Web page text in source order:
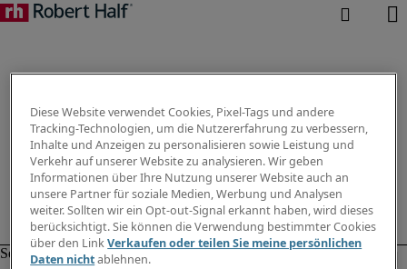
Diese Website verwendet Cookies, Pixel-Tags und andere
Tracking-Technologien, um die Nutzererfahrung zu verbessern,
Inhalte und Anzeigen zu personalisieren sowie Leistung und
Verkehr auf unserer Website zu analysieren. Wir geben
Informationen über Ihre Nutzung unserer Website auch an
unsere Partner für soziale Medien, Werbung und Analysen
weiter. Sollten wir ein Opt-out-Signal erkannt haben, wird dieses
berücksichtigt. Sie können die Verwendung bestimmter Cookies
über den LinkVerkaufen oder teilen Sie meine persönlichen
Daten nichtablehnen.